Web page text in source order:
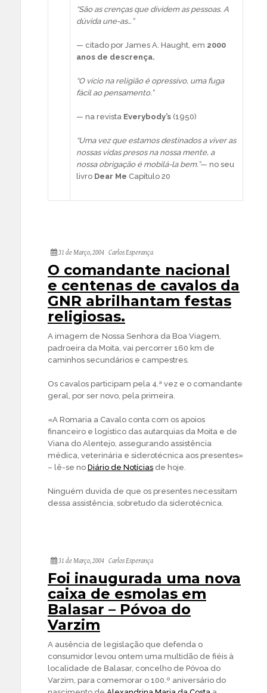
“São as crenças que dividem as pessoas. A
dúvida une-as…”
— citado por James A. Haught, em 2000
anos de descrença.
“O vício na religião é opressivo, uma fuga
fácil ao pensamento.”
— na revista Everybody’s (1950)
“Uma vez que estamos destinados a viver as
nossas vidas presos na nossa mente, a
nossa obrigação é mobilá-la bem.”— no seu
livro Dear Me Capítulo 20
31 de Março, 2004 Carlos Esperança
O comandante nacional
e centenas de cavalos da
GNR abrilhantam festas
religiosas.
A imagem de Nossa Senhora da Boa Viagem,
padroeira da Moita, vai percorrer 160 km de
caminhos secundários e campestres.
Os cavalos participam pela 4.ª vez e o comandante
geral, por ser novo, pela primeira.
«A Romaria a Cavalo conta com os apoios
financeiro e logístico das autarquias da Moita e de
Viana do Alentejo, assegurando assistência
médica, veterinária e siderotécnica aos presentes»
– lê-se no Diário de Notícias de hoje.
Ninguém duvida de que os presentes necessitam
dessa assistência, sobretudo da siderotécnica.
31 de Março, 2004 Carlos Esperança
Foi inaugurada uma nova
caixa de esmolas em
Balasar – Póvoa do
Varzim
A ausência de legislação que defenda o
consumidor levou ontem uma multidão de fiéis à
localidade de Balasar, concelho de Póvoa do
Varzim, para comemorar o 100.º aniversário do